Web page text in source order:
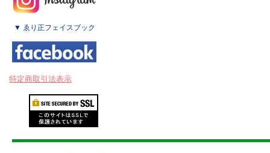
▼ ゑり正フェイスブック
特定商取引法表示